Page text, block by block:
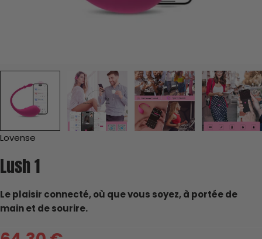
Lovense
Lush 1
Le plaisir connecté, où que vous soyez, à portée de
main et de sourire.
L'état du jouet
Le Prix Minimum Neuf de Référence du modèle
1. L'État du jouet